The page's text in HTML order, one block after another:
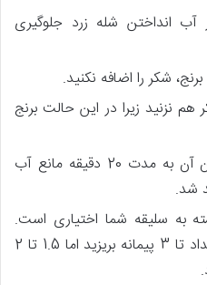
آب انداختن شله زرد جلوگیری
شکر را اضافه نکنید.
هم نزنید زیرا در این حالت برنج
بعد از اتمام پخت، دم کردن آن به مدت 20 دقیقه مانع آب
شد.
به سلیقه شما اختیاری است.
حتی می‌توانید برای این تعداد تا 3 پیمانه بریزید اما 1.5 تا 2